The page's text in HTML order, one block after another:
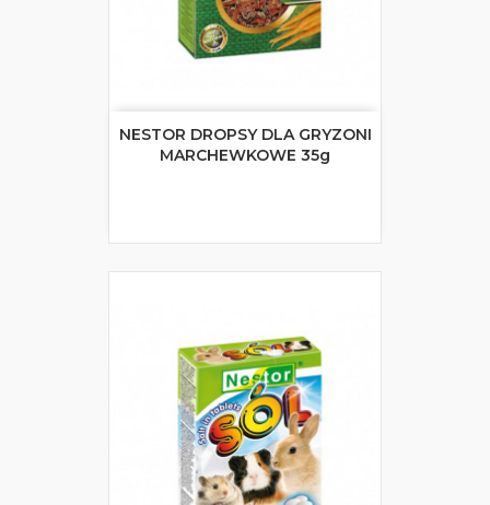
NESTOR DROPSY DLA GRYZONI
MARCHEWKOWE 35g